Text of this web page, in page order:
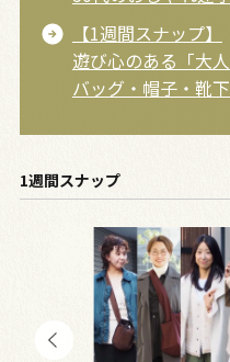
【1週間スナップ】
遊び心のある「大
バッグ・帽子・靴
1週間スナップ